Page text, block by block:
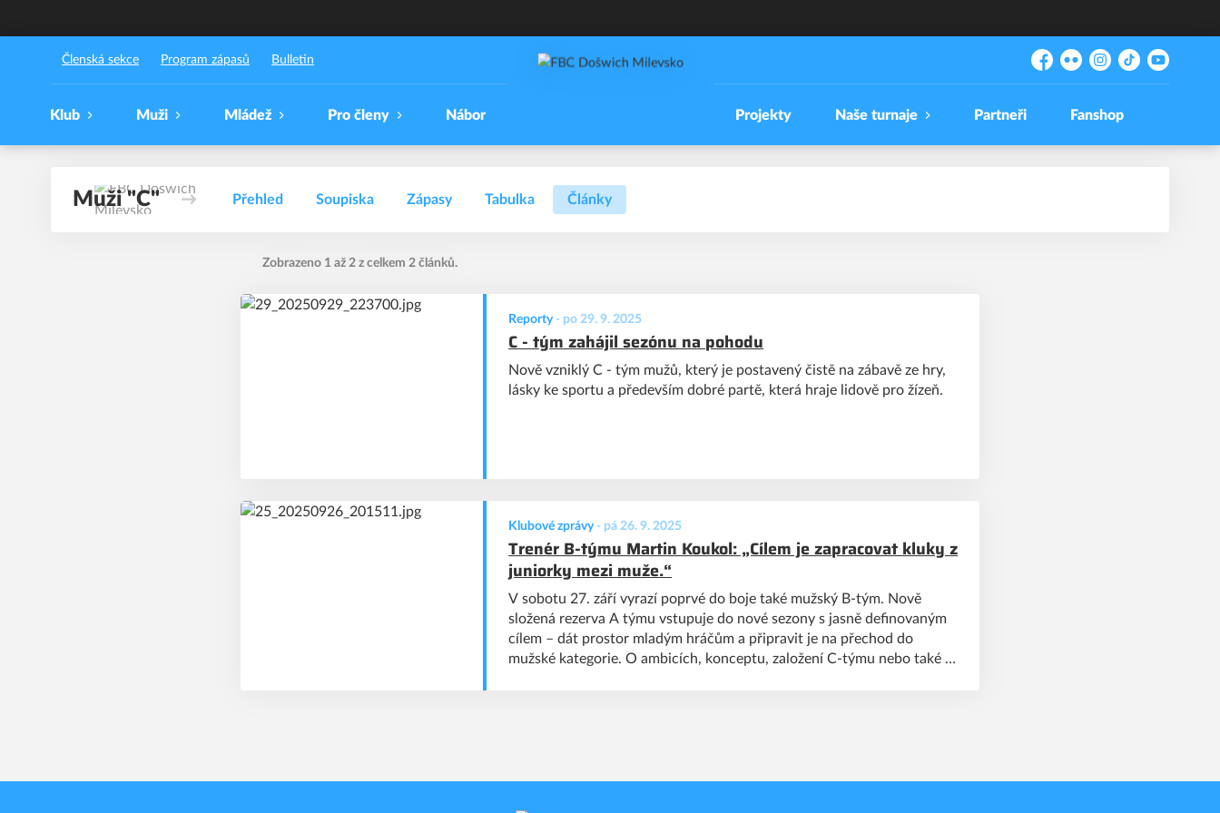
Členská sekce Program zápasů Bulletin
Facebook
Flickr Instagram
TikTokYouTube
Klub Muži Mládež Pro členy Nábor Projekty Naše turnaje Partneři Fanshop
Muži "C" Přehled Soupiska Zápasy Tabulka Články
Zobrazeno 1 až 2 z celkem 2 článků.
Reporty - po 29. 9. 2025
C - tým zahájil sezónu na pohodu
Nově vzniklý C - tým mužů, který je postavený čistě na zábavě ze hry,
lásky ke sportu a především dobré partě, která hraje lidově pro žízeň.
Klubové zprávy - pá 26. 9. 2025
Trenér B-týmu Martin Koukol: „Cílem je zapracovat kluky z
juniorky mezi muže.“
V sobotu 27. září vyrazí poprvé do boje také mužský B-tým. Nově
složená rezerva A týmu vstupuje do nové sezony s jasně definovaným
cílem – dát prostor mladým hráčům a připravit je na přechod do
mužské kategorie. O ambicích, konceptu, založení C-týmu nebo také o